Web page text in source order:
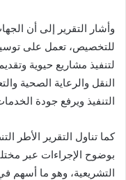
وأشار التقرير إلى أن
للتخصيص، تعمل على
لتنفيذ مشاريع حيوية
النقل والرعاية الصحية
التنفيذ ويرفع جودة
كما تناول التقرير الأطر
بوضوح الإجراءات عبر
التشريعية، وهو ما أسهم